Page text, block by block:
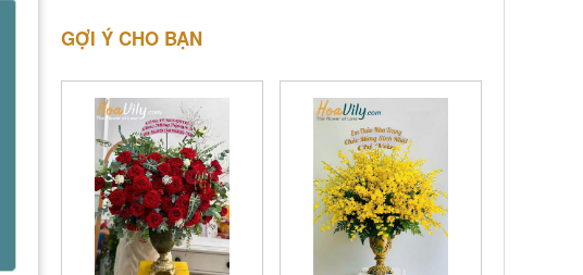
GỢI Ý CHO BẠN